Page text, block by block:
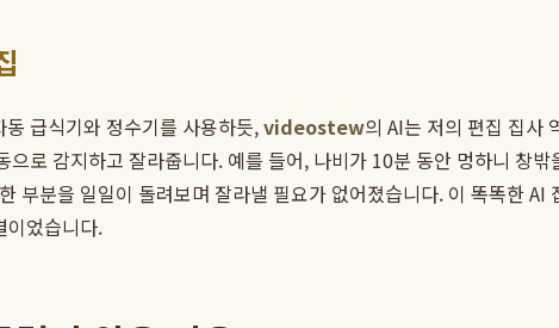
급식기와 정수기를 사용하듯,videostew의 AI는 저의 편집 집사
로 감지하고 잘라줍니다. 예를 들어, 나비가 10분 동안 멍하니 창
부분을 일일이 돌려보며 잘라낼 필요가 없어졌습니다. 이 똑똑한
이었습니다.